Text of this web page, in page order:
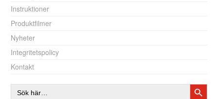
Instruktioner
Produktfilmer
Nyheter
Integritetspolicy
Kontakt
Sök
efter: